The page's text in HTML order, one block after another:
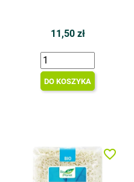
11,50 zł
DO KOSZYKA
favorite_border